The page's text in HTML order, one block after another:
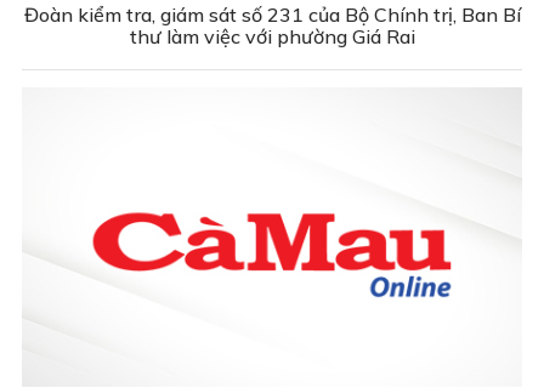
Đoàn kiểm tra, giám sát số 231 của Bộ Chính trị, Ban Bí
thư làm việc với phường Giá Rai